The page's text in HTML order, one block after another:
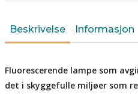
Beskrivelse Informasjon
Fluorescerende lampe som
det i skyggefulle miljøer som